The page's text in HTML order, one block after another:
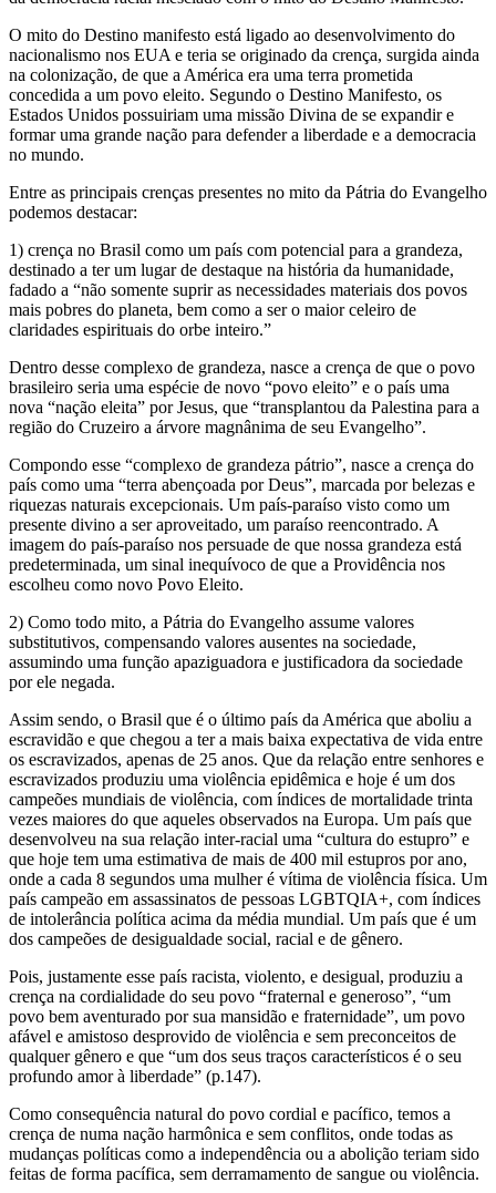
O mito do Destino manifesto está ligado ao desenvolvimento do
nacionalismo nos EUA e teria se originado da crença, surgida ainda
na colonização, de que a América era uma terra prometida
concedida a um povo eleito. Segundo o Destino Manifesto, os
Estados Unidos possuiriam uma missão Divina de se expandir e
formar uma grande nação para defender a liberdade e a democracia
no mundo.
Entre as principais crenças presentes no mito da Pátria do Evangelho
podemos destacar:
1) crença no Brasil como um país com potencial para a grandeza,
destinado a ter um lugar de destaque na história da humanidade,
fadado a “não somente suprir as necessidades materiais dos povos
mais pobres do planeta, bem como a ser o maior celeiro de
claridades espirituais do orbe inteiro.”
Dentro desse complexo de grandeza, nasce a crença de que o povo
brasileiro seria uma espécie de novo “povo eleito” e o país uma
nova “nação eleita” por Jesus, que “transplantou da Palestina para a
região do Cruzeiro a árvore magnânima de seu Evangelho”.
Compondo esse “complexo de grandeza pátrio”, nasce a crença do
país como uma “terra abençoada por Deus”, marcada por belezas e
riquezas naturais excepcionais. Um país-paraíso visto como um
presente divino a ser aproveitado, um paraíso reencontrado. A
imagem do país-paraíso nos persuade de que nossa grandeza está
predeterminada, um sinal inequívoco de que a Providência nos
escolheu como novo Povo Eleito.
2) Como todo mito, a Pátria do Evangelho assume valores
substitutivos, compensando valores ausentes na sociedade,
assumindo uma função apaziguadora e justificadora da sociedade
por ele negada.
Assim sendo, o Brasil que é o último país da América que aboliu a
escravidão e que chegou a ter a mais baixa expectativa de vida entre
os escravizados, apenas de 25 anos. Que da relação entre senhores e
escravizados produziu uma violência epidêmica e hoje é um dos
campeões mundiais de violência, com índices de mortalidade trinta
vezes maiores do que aqueles observados na Europa. Um país que
desenvolveu na sua relação inter-racial uma “cultura do estupro” e
que hoje tem uma estimativa de mais de 400 mil estupros por ano,
onde a cada 8 segundos uma mulher é vítima de violência física. Um
país campeão em assassinatos de pessoas LGBTQIA+, com índices
de intolerância política acima da média mundial. Um país que é um
dos campeões de desigualdade social, racial e de gênero.
Pois, justamente esse país racista, violento, e desigual, produziu a
crença na cordialidade do seu povo “fraternal e generoso”, “um
povo bem aventurado por sua mansidão e fraternidade”, um povo
afável e amistoso desprovido de violência e sem preconceitos de
qualquer gênero e que “um dos seus traços característicos é o seu
profundo amor à liberdade” (p.147).
Como consequência natural do povo cordial e pacífico, temos a
crença de numa nação harmônica e sem conflitos, onde todas as
mudanças políticas como a independência ou a abolição teriam sido
feitas de forma pacífica, sem derramamento de sangue ou violência.